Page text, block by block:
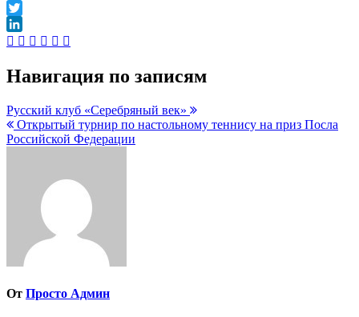
VK
Twitter
LinkedIn
Навигация по записям
Русский клуб «Серебряный век»
Открытый турнир по настольному теннису на приз Посла
Российской Федерации
От Просто Админ